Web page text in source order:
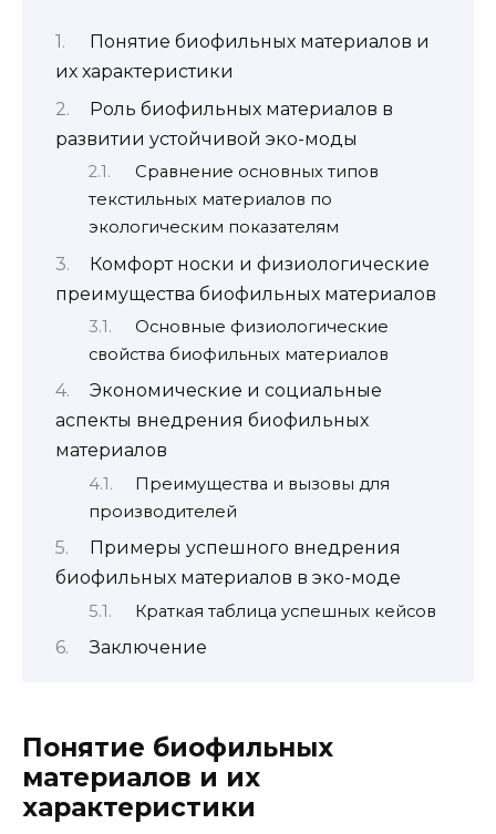
Понятие биофильных материалов и
их характеристики
Роль биофильных материалов в
развитии устойчивой эко-моды
Сравнение основных типов
текстильных материалов по
экологическим показателям
Комфорт носки и физиологические
преимущества биофильных материалов
Основные физиологические
свойства биофильных материалов
Экономические и социальные
аспекты внедрения биофильных
материалов
Преимущества и вызовы для
производителей
Примеры успешного внедрения
биофильных материалов в эко-моде
Краткая таблица успешных кейсов
Заключение
Понятие биофильных
материалов и их
характеристики